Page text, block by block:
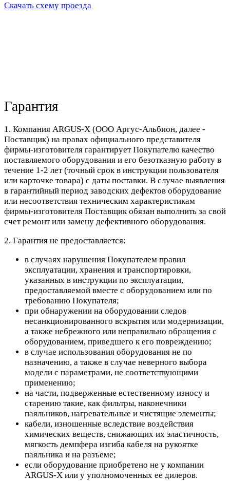
Скачать схему проезда
Гарантия
1. Компания ARGUS-X (ООО Аргус-Альбион, далее -
Поставщик) на правах официального представителя
фирмы-изготовителя гарантирует Покупателю качество
поставляемого оборудования и его безотказную работу в
течение 1-2 лет (точный срок в инструкции пользователя
или карточке товара) с даты поставки. В случае выявления
в гарантийный период заводских дефектов оборудование
или несоответствия техническим характеристикам
фирмы-изготовителя Поставщик обязан выполнить за свой
счет ремонт или замену дефективного оборудования.
2. Гарантия не предоставляется:
в случаях нарушения Покупателем правил
эксплуатации, хранения и транспортировки,
указанных в инструкции по эксплуатации,
предоставляемой вместе с оборудованием или по
требованию Покупателя;
при обнаружении на оборудовании следов
несанкционированного вскрытия или модернизации,
а также небрежного или неправильно обращения с
оборудованием, приведшего к его повреждению;
в случае использования оборудования не по
назначению, а также в случае неверного выбора
модели с параметрами, не соответствующими
применению;
на части, подверженные естественному износу и
старению такие, как фильтры, наконечники
паяльников, нагревательные и чистящие элементы;
кабели, изношенные вследствие воздействия
химических веществ, снижающих их эластичность,
мягкость демпфера изгиба кабеля на рукоятке
паяльника и на разъеме;
если оборудование приобретено не у компании
ARGUS-X или у уполномоченных ее дилеров.